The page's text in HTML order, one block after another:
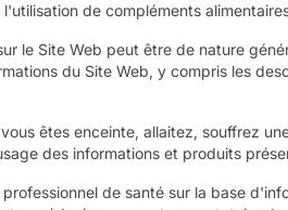
de compléments
le Site Web peut être de nature
du Site Web, y compris les
êtes enceinte, allaitez, souffrez
des informations et produits
de santé sur la base